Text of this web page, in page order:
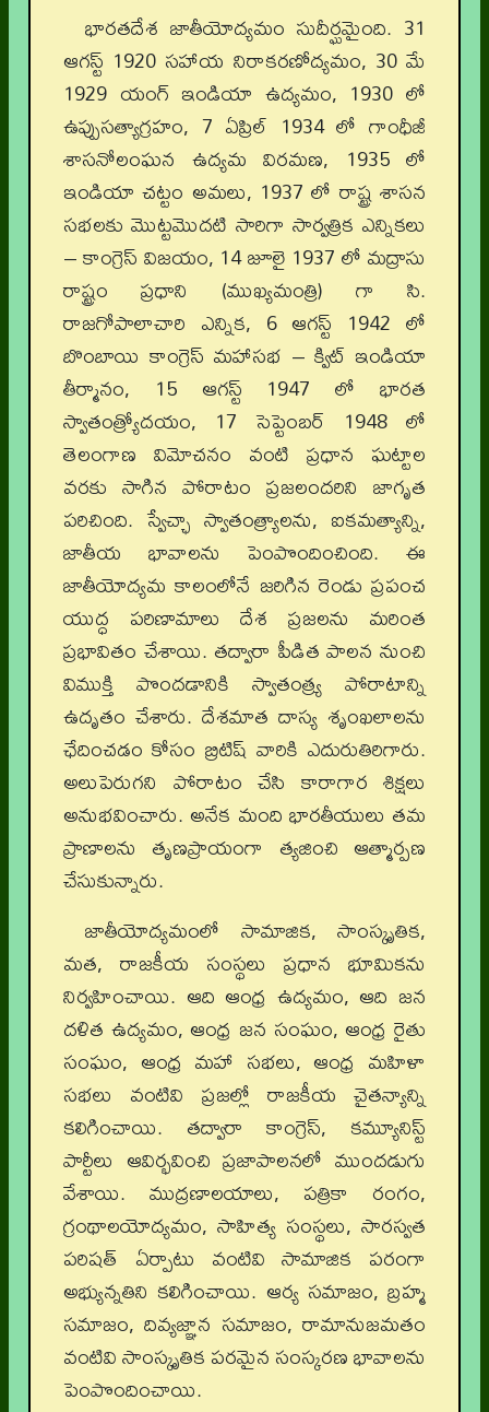
భారతదేశ జాతీయోద్యమం సుదీర్ఘమైంది. 31
ఆగస్ట్ 1920 సహాయ నిరాకరణోద్యమం, 30 మే
1929 యంగ్ ఇండియా ఉద్యమం, 1930 లో
ఉప్పుసత్యాగ్రహం, 7 ఏప్రిల్ 1934 లో గాంధీజీ
శాసనోలంఘన ఉద్యమ విరమణ, 1935 లో
ఇండియా చట్టం అమలు, 1937 లో రాష్ట్ర శాసన
సభలకు మొట్టమొదటి సారిగా సార్వత్రిక ఎన్నికలు
– కాంగ్రెస్ విజయం, 14 జూలై 1937 లో మద్రాసు
రాష్ట్రం ప్రధాని (ముఖ్యమంత్రి) గా సి.
రాజగోపాలాచారి ఎన్నిక, 6 ఆగస్ట్ 1942 లో
బొంబాయి కాంగ్రెస్ మహాసభ – క్విట్ ఇండియా
తీర్మానం, 15 ఆగస్ట్ 1947 లో భారత
స్వాతంత్ర్యోదయం, 17 సెప్టెంబర్ 1948 లో
తెలంగాణ విమోచనం వంటి ప్రధాన ఘట్టాల
వరకు సాగిన పోరాటం ప్రజలందరిని జాగృత
పరిచింది. స్వేచ్ఛా స్వాతంత్ర్యాలను, ఐకమత్యాన్ని,
జాతీయ భావాలను పెంపొందించింది. ఈ
జాతీయోద్యమ కాలంలోనే జరిగిన రెండు ప్రపంచ
యుద్ధ పరిణామాలు దేశ ప్రజలను మరింత
ప్రభావితం చేశాయి. తద్వారా పీడిత పాలన నుంచి
విముక్తి పొందడానికి స్వాతంత్ర్య పోరాటాన్ని
ఉదృతం చేశారు. దేశమాత దాస్య శృంఖలాలను
ఛేదించడం కోసం బ్రిటిష్ వారికి ఎదురుతిరిగారు.
అలుపెరుగని పోరాటం చేసి కారాగార శిక్షలు
అనుభవించారు. అనేక మంది భారతీయులు తమ
ప్రాణాలను తృణప్రాయంగా త్యజించి ఆత్మార్పణ
చేసుకున్నారు.
జాతీయోద్యమంలో సామాజిక, సాంస్కృతిక,
మత, రాజకీయ సంస్థలు ప్రధాన భూమికను
నిర్వహించాయి. ఆది ఆంధ్ర ఉద్యమం, ఆది జన
దళిత ఉద్యమం, ఆంధ్ర జన సంఘం, ఆంధ్ర రైతు
సంఘం, ఆంధ్ర మహా సభలు, ఆంధ్ర మహిళా
సభలు వంటివి ప్రజల్లో రాజకీయ చైతన్యాన్ని
కలిగించాయి. తద్వారా కాంగ్రెస్, కమ్యూనిస్ట్
పార్టీలు ఆవిర్భవించి ప్రజాపాలనలో ముందడుగు
వేశాయి. ముద్రణాలయాలు, పత్రికా రంగం,
గ్రంథాలయోద్యమం, సాహిత్య సంస్థలు, సారస్వత
పరిషత్ ఏర్పాటు వంటివి సామాజిక పరంగా
అభ్యున్నతిని కలిగించాయి. ఆర్య సమాజం, బ్రహ్మ
సమాజం, దివ్యజ్ఞాన సమాజం, రామానుజమతం
వంటివి సాంస్కృతిక పరమైన సంస్కరణ భావాలను
పెంపొందించాయి.